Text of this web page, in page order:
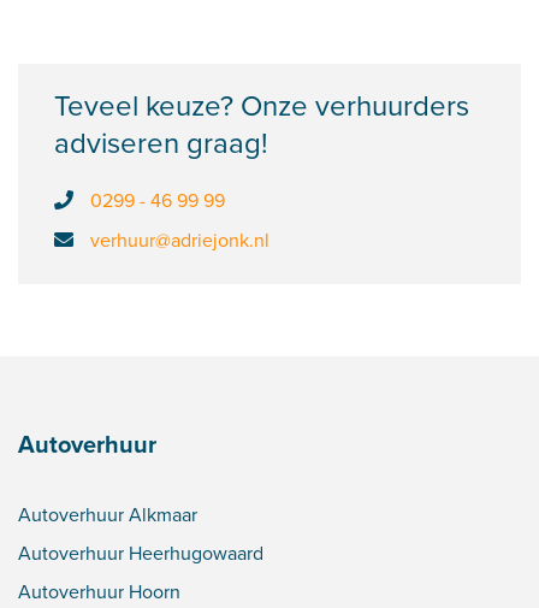
Teveel keuze? Onze verhuurders
adviseren graag!
0299 - 46 99 99
verhuur@adriejonk.nl
Autoverhuur
Autoverhuur Alkmaar
Autoverhuur Heerhugowaard
Autoverhuur Hoorn